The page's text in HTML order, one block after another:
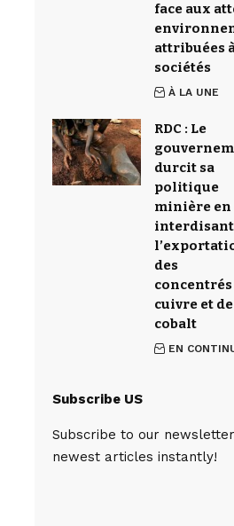
face aux
attribuées
sociétés
À LA UNE
RDC : Le
durcit sa
politique
minière en
interdisant
des
concentrés
cuivre et de
cobalt
EN
Subscribe US
Subscribe to our
newest articles instantly!